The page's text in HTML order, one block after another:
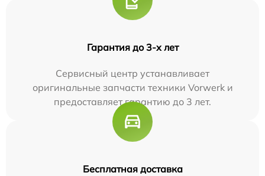
Гарантия до 3-х лет
Сервисный центр устанавливает
оригинальные запчасти техники Vorwerk и
предоставляет гарантию до 3 лет.
Бесплатная доставка